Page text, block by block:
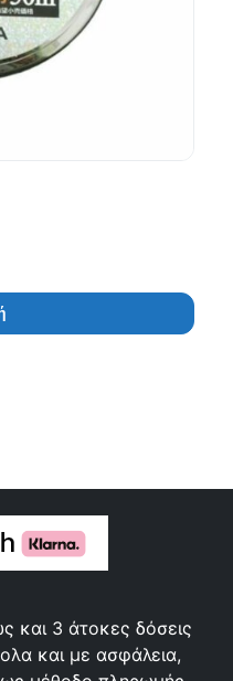
και 3 άτοκες δόσεις
και με ασφάλεια,